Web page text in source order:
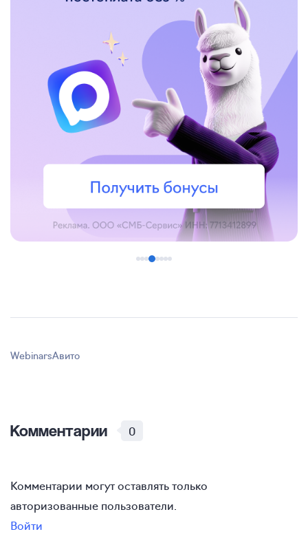
WebinarsАвито
Комментарии 0
Комментарии могут оставлять только
авторизованные пользователи.
Войти